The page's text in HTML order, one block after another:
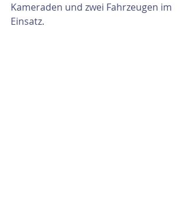
Kameraden und zwei Fahrzeugen im
Einsatz.